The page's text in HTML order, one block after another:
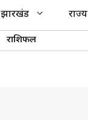
झारखंड राज्य
राशिफल